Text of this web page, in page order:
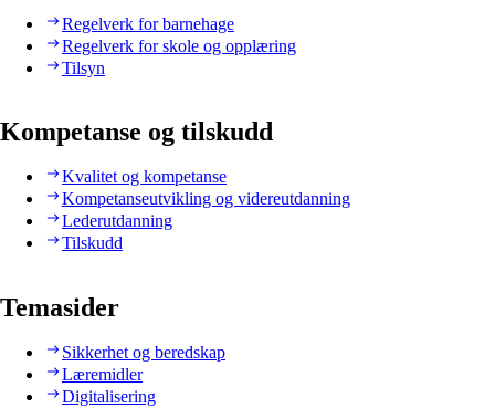
Regelverk for barnehage
Regelverk for skole og opplæring
Tilsyn
Kompetanse og tilskudd
Kvalitet og kompetanse
Kompetanseutvikling og videreutdanning
Lederutdanning
Tilskudd
Temasider
Sikkerhet og beredskap
Læremidler
Digitalisering